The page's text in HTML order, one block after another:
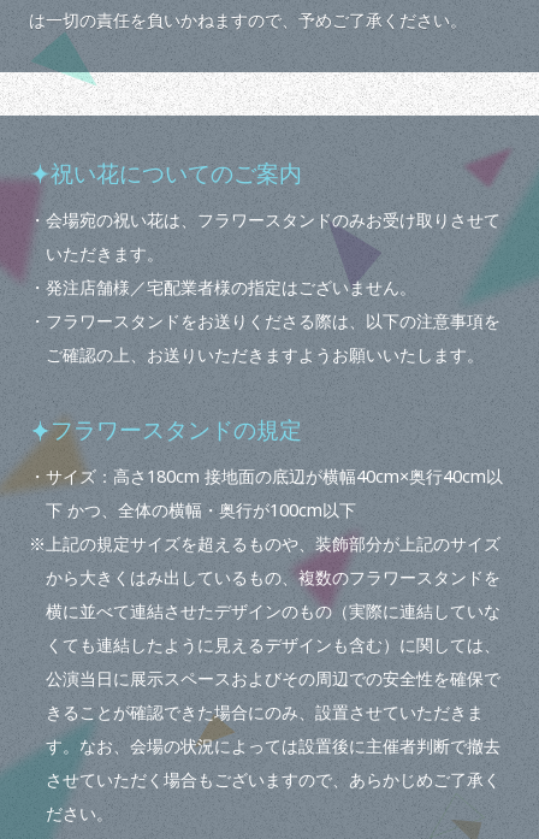
は一切の責任を負いかねますので、予めご了承ください。
祝い花についてのご案内
・会場宛の祝い花は、フラワースタンドのみお受け取りさせて
いただきます。
・発注店舗様／宅配業者様の指定はございません。
・フラワースタンドをお送りくださる際は、以下の注意事項を
ご確認の上、お送りいただきますようお願いいたします。
フラワースタンドの規定
・サイズ：高さ180cm 接地面の底辺が横幅40cm×奥行40cm以
下 かつ、全体の横幅・奥行が100cm以下
※上記の規定サイズを超えるものや、装飾部分が上記のサイズ
から大きくはみ出しているもの、複数のフラワースタンドを
横に並べて連結させたデザインのもの（実際に連結していな
くても連結したように見えるデザインも含む）に関しては、
公演当日に展示スペースおよびその周辺での安全性を確保で
きることが確認できた場合にのみ、設置させていただきま
す。なお、会場の状況によっては設置後に主催者判断で撤去
させていただく場合もございますので、あらかじめご了承く
ださい。